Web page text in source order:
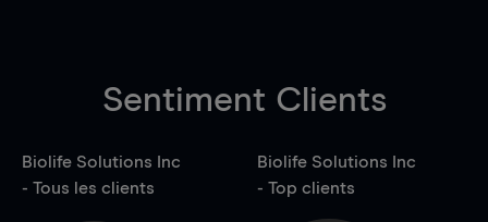
Sentiment Clients
Biolife Solutions Inc
- Tous les clients
Biolife Solutions Inc
- Top clients